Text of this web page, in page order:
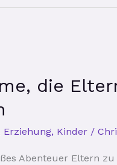
die
Erziehung, Kinder/
Abenteuer Eltern